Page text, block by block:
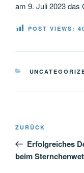
am 9. Juli 2023 das
POST VIEWS:
KATEGORIEN
Vorheriger
Beitrag
ZURÜCK
Erfolgreiches
beim